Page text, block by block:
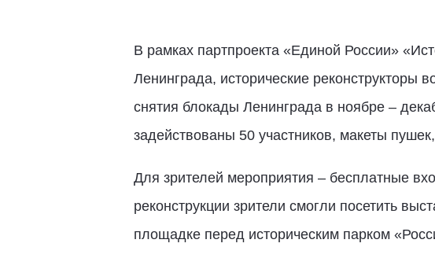
В рамках партпроекта «Единой России»
Ленинграда, исторические
снятия блокады Ленинграда в ноябре –
задействованы 50 участников, макеты
Для зрителей мероприятия – бесплатные
реконструкции зрители смогли посетить
площадке перед историческим парком